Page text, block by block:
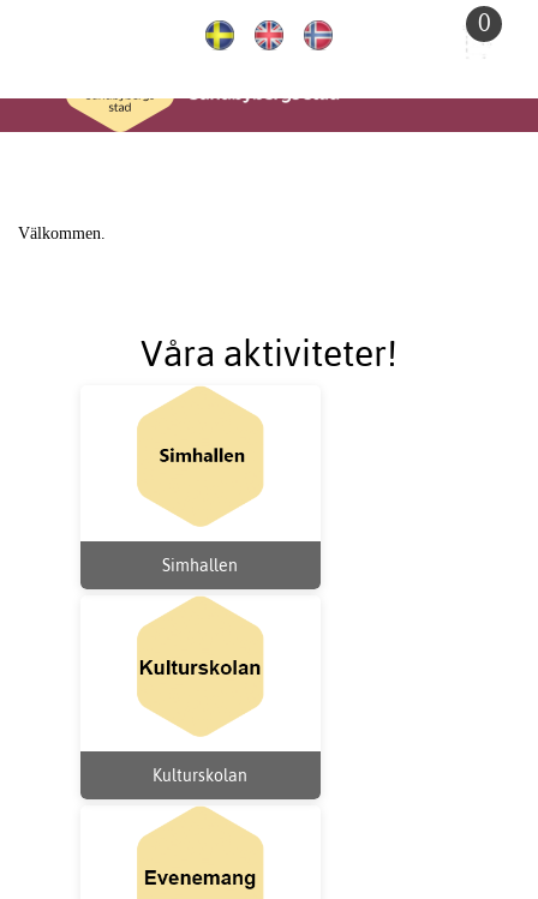
0
Välkommen.
Våra aktiviteter!
Simhallen
Kulturskolan